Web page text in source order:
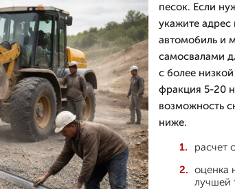
песок. Если
укажите
автомобиль и
самосвалами
с более
фракция 5-20
возможность
ниже.
расчет
оценка
лучшей